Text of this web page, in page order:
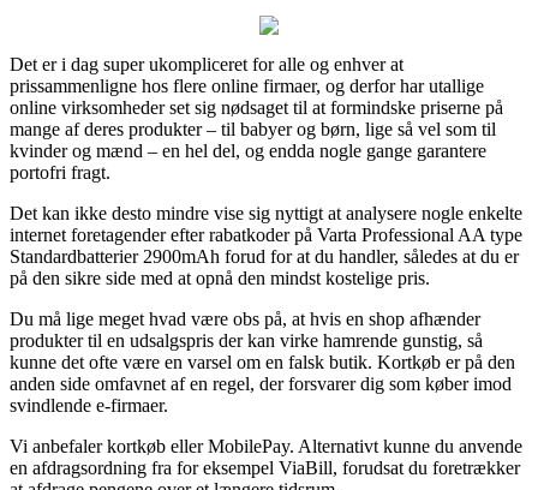
Det er i dag super ukompliceret for alle og enhver at
prissammenligne hos flere online firmaer, og derfor har utallige
online virksomheder set sig nødsaget til at formindske priserne på
mange af deres produkter – til babyer og børn, lige så vel som til
kvinder og mænd – en hel del, og endda nogle gange garantere
portofri fragt.
Det kan ikke desto mindre vise sig nyttigt at analysere nogle enkelte
internet foretagender efter rabatkoder på Varta Professional AA type
Standardbatterier 2900mAh forud for at du handler, således at du er
på den sikre side med at opnå den mindst kostelige pris.
Du må lige meget hvad være obs på, at hvis en shop afhænder
produkter til en udsalgspris der kan virke hamrende gunstig, så
kunne det ofte være en varsel om en falsk butik. Kortkøb er på den
anden side omfavnet af en regel, der forsvarer dig som køber imod
svindlende e-firmaer.
Vi anbefaler kortkøb eller MobilePay. Alternativt kunne du anvende
en afdragsordning fra for eksempel ViaBill, forudsat du foretrækker